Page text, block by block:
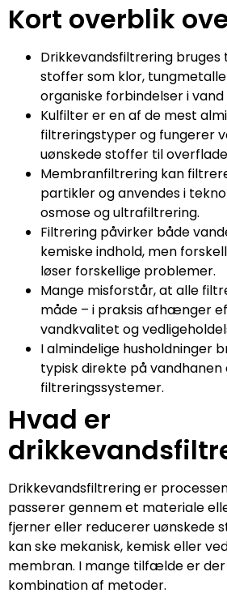
Kort overblik
Drikkevandsfiltrering
stoffer som klor,
organiske forbindelser i
Kulfilter er en af de mest
filtreringstyper og fungerer
uønskede stoffer til
Membranfiltrering kan
partikler og anvendes i
osmose og ultrafiltrering.
Filtrering påvirker både
kemiske indhold, men
løser forskellige problemer.
Mange misforstår, at alle
måde – i praksis afhænger
vandkvalitet og
I almindelige husholdninger
typisk direkte på
filtreringssystemer.
Hvad er
Drikkevandsfiltrering er
passerer gennem et materiale
fjerner eller reducerer uønskede
kan ske mekanisk, kemisk eller
membran. I mange tilfælde er
kombination af metoder.